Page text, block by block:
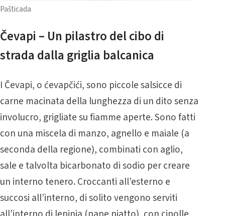
Pašticada
Čevapi – Un pilastro del cibo di
strada dalla griglia balcanica
I Čevapi, o ćevapčići, sono piccole salsicce di
carne macinata della lunghezza di un dito senza
involucro, grigliate su fiamme aperte. Sono fatti
con una miscela di manzo, agnello e maiale (a
seconda della regione), combinati con aglio,
sale e talvolta bicarbonato di sodio per creare
un interno tenero. Croccanti all’esterno e
succosi all’interno, di solito vengono serviti